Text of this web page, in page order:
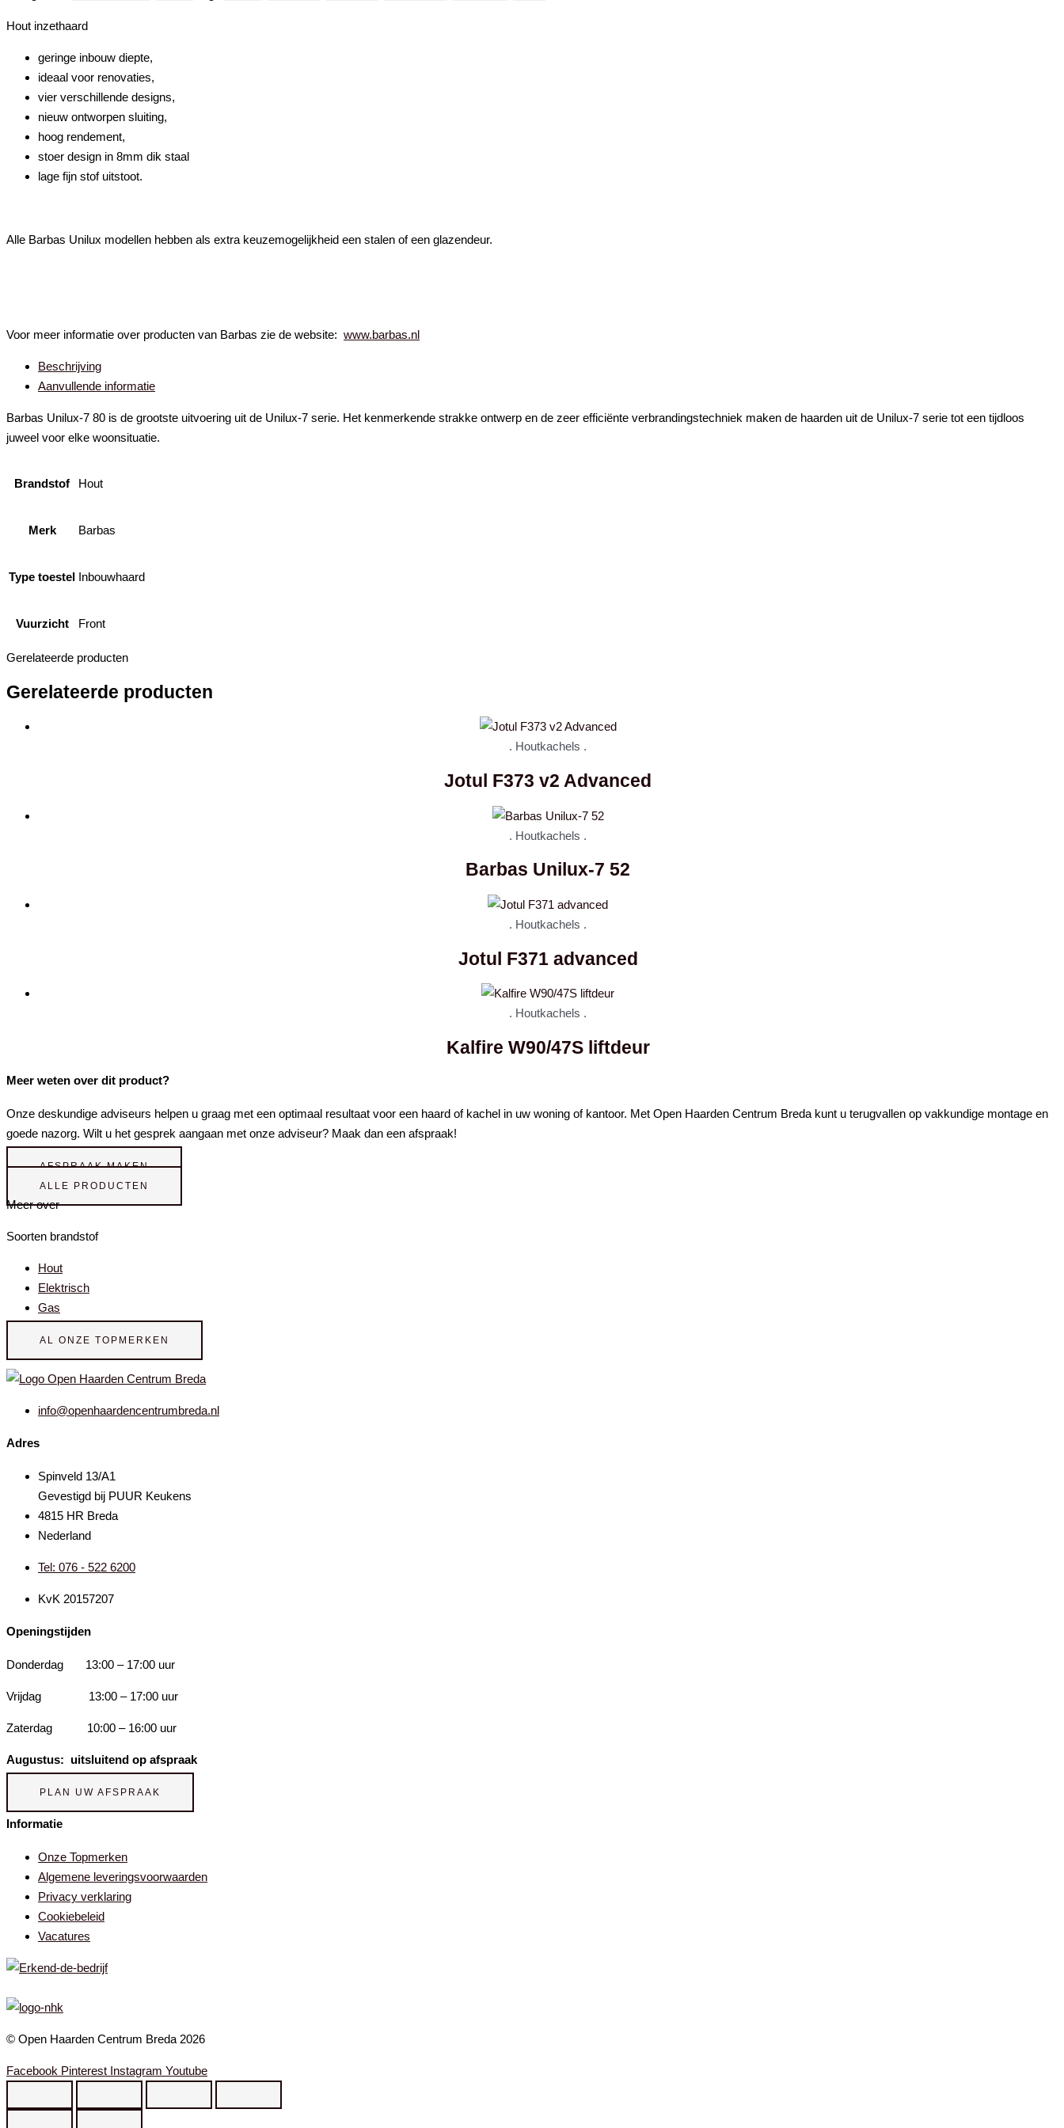
Hout inzethaard
geringe inbouw diepte,
ideaal voor renovaties,
vier verschillende designs,
nieuw ontworpen sluiting,
hoog rendement,
stoer design in 8mm dik staal
lage fijn stof uitstoot.
Alle Barbas Unilux modellen hebben als extra keuzemogelijkheid een stalen of een glazendeur.
Voor meer informatie over producten van Barbas zie de website: www.barbas.nl
Beschrijving
Aanvullende informatie
Barbas Unilux-7 80 is de grootste uitvoering uit de Unilux-7 serie. Het kenmerkende strakke ontwerp en de zeer efficiënte verbrandingstechniek maken de haarden uit de Unilux-7 serie tot een tijdloos
juweel voor elke woonsituatie.
Brandstof Hout
Merk Barbas
Type toestel Inbouwhaard
Vuurzicht Front
Gerelateerde producten
Gerelateerde producten
. Houtkachels .
Jotul F373 v2 Advanced
. Houtkachels .
Barbas Unilux-7 52
. Houtkachels .
Jotul F371 advanced
. Houtkachels .
Kalfire W90/47S liftdeur
Meer weten over dit product?
Onze deskundige adviseurs helpen u graag met een optimaal resultaat voor een haard of kachel in uw woning of kantoor. Met Open Haarden Centrum Breda kunt u terugvallen op vakkundige montage en
goede nazorg. Wilt u het gesprek aangaan met onze adviseur? Maak dan een afspraak!
AFSPRAAK MAKEN
ALLE PRODUCTEN
Meer over
Soorten brandstof
Hout
Elektrisch
Gas
AL ONZE TOPMERKEN
info@openhaardencentrumbreda.nl
Adres
Spinveld 13/A1
Gevestigd bij PUUR Keukens
4815 HR Breda
Nederland
Tel: 076 - 522 6200
KvK 20157207
Openingstijden
Donderdag 13:00 – 17:00 uur
Vrijdag 13:00 – 17:00 uur
Zaterdag 10:00 – 16:00 uur
Augustus: uitsluitend op afspraak
PLAN UW AFSPRAAK
Informatie
Onze Topmerken
Algemene leveringsvoorwaarden
Privacy verklaring
Cookiebeleid
Vacatures
© Open Haarden Centrum Breda 2026
Facebook Pinterest Instagram Youtube